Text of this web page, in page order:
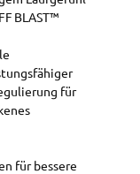
BLAST™
für
für bessere